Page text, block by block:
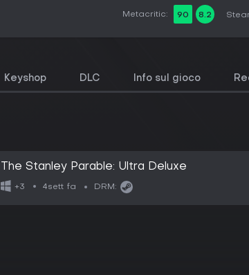
Metacritic: 90 8.2
Keyshop DLC Info sul gioco
The Stanley Parable: Ultra Deluxe
+3 4sett fa DRM: